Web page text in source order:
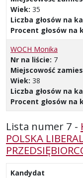
Wiek: 35
Liczba głosów na
Procent głosów na
WOCH Monika
Nr na liście: 7
Miejscowość
Wiek: 38
Liczba głosów na
Procent głosów na
Lista numer 7 -
POLSKA
Kandydat